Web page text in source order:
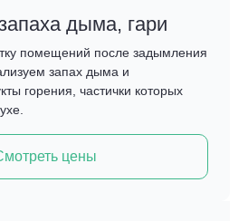
дыма, гари
помещений после задымления
запах дыма и
горения, частички которых
цены